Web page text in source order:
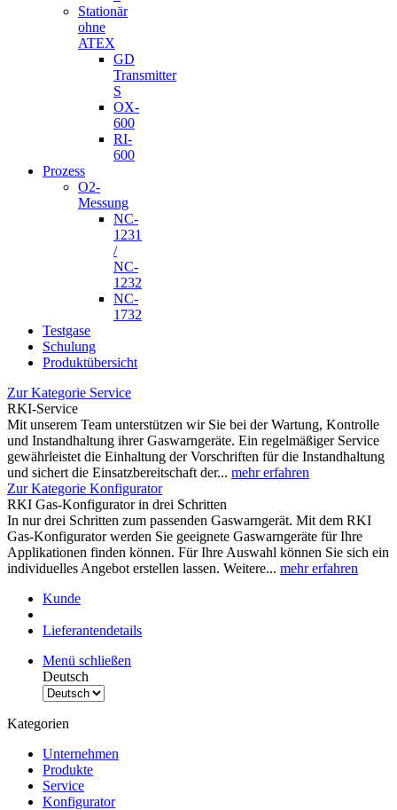
Stationär
ohne
ATEX
GD
Transmitter
S
OX-
600
RI-
600
Prozess
O2-
Messung
NC-
1231
/
NC-
1232
NC-
1732
Testgase
Schulung
Produktübersicht
Zur Kategorie Service
RKI-Service
Mit unserem Team unterstützen wir Sie bei der Wartung, Kontrolle
und Instandhaltung ihrer Gaswarngeräte. Ein regelmäßiger Service
gewährleistet die Einhaltung der Vorschriften für die Instandhaltung
und sichert die Einsatzbereitschaft der... mehr erfahren
Zur Kategorie Konfigurator
RKI Gas-Konfigurator in drei Schritten
In nur drei Schritten zum passenden Gaswarngerät. Mit dem RKI
Gas-Konfigurator werden Sie geeignete Gaswarngeräte für Ihre
Applikationen finden können. Für Ihre Auswahl können Sie sich ein
individuelles Angebot erstellen lassen. Weitere... mehr erfahren
Kunde
Lieferantendetails
Menü schließen
Deutsch
Kategorien
Unternehmen
Produkte
Service
Konfigurator